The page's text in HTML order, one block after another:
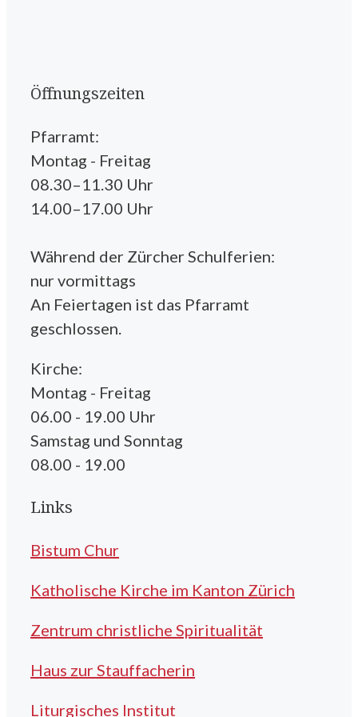
Öffnungszeiten
Pfarramt:
Montag - Freitag
08.30–11.30 Uhr
14.00–17.00 Uhr
Während der Zürcher Schulferien:
nur vormittags
An Feiertagen ist das Pfarramt
geschlossen.
Kirche:
Montag - Freitag
06.00 - 19.00 Uhr
Samstag und Sonntag
08.00 - 19.00
Links
Bistum Chur
Katholische Kirche im Kanton Zürich
Zentrum christliche Spiritualität
Haus zur Stauffacherin
Liturgisches Institut